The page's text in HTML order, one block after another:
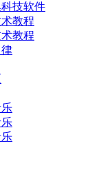
技软件
教程
教程